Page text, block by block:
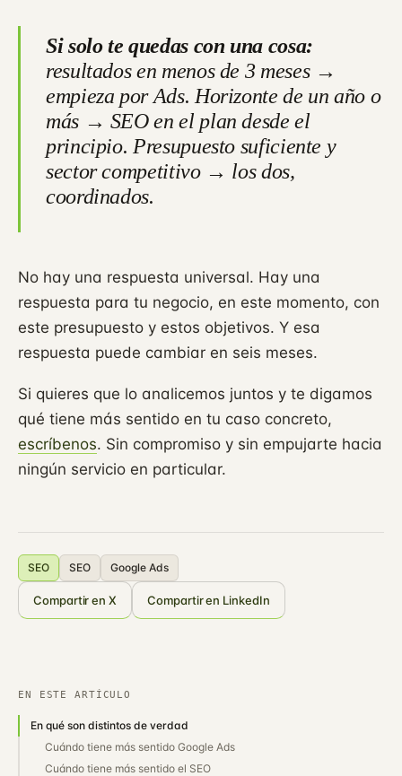
Si solo te quedas con una cosa:
resultados en menos de 3 meses →
empieza por Ads. Horizonte de un año o
más → SEO en el plan desde el
principio. Presupuesto suficiente y
sector competitivo → los dos,
coordinados.
No hay una respuesta universal. Hay una
respuesta para tu negocio, en este momento, con
este presupuesto y estos objetivos. Y esa
respuesta puede cambiar en seis meses.
Si quieres que lo analicemos juntos y te digamos
qué tiene más sentido en tu caso concreto,
escríbenos. Sin compromiso y sin empujarte hacia
ningún servicio en particular.
SEO SEO Google Ads
Compartir en X Compartir en LinkedIn
EN ESTE ARTÍCULO
En qué son distintos de verdad
Cuándo tiene más sentido Google Ads
Cuándo tiene más sentido el SEO